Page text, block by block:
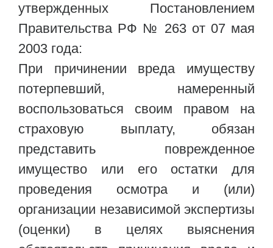
утвержденных Постановлением
Правительства РФ № 263 от 07 мая
2003 года:
При причинении вреда имуществу
потерпевший, намеренный
воспользоваться своим правом на
страховую выплату, обязан
представить поврежденное
имущество или его остатки для
проведения осмотра и (или)
организации независимой экспертизы
(оценки) в целях выяснения